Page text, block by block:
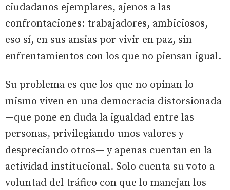
ciudadanos ejemplares, ajenos a las
confrontaciones: trabajadores, ambiciosos,
eso sí, en sus ansias por vivir en paz, sin
enfrentamientos con los que no piensan igual.
Su problema es que los que no opinan lo
mismo viven en una democracia distorsionada
—que pone en duda la igualdad entre las
personas, privilegiando unos valores y
despreciando otros— y apenas cuentan en la
actividad institucional. Solo cuenta su voto a
voluntad del tráfico con que lo manejan los